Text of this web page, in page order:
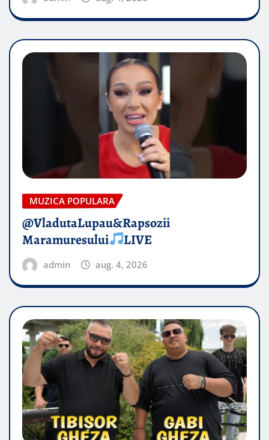
MUZICA POPULARA
@VladutaLupau&Rapsozii
Maramuresului
LIVE
admin aug. 4, 2026